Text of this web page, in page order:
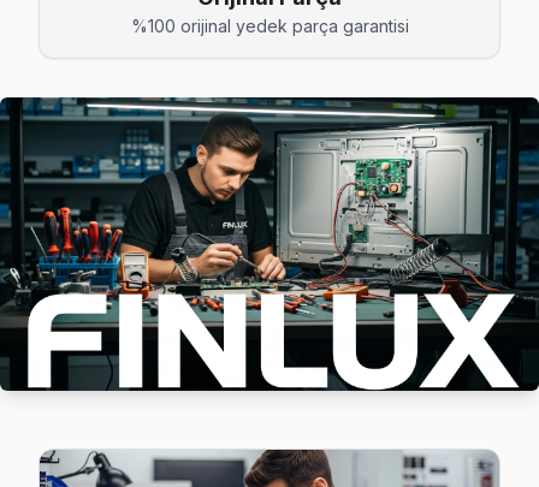
Kağıthane Finlux Servis →
Hamidiye Finlux Servis
Finlux marka TV'niz Hamidiye'de çalışmıyorsa teknik
Hamidiye Finlux Anakart Tamiri →
Harmantepe Finlux Servis
Kağıthane'da Harmantepe mahallesi Finlux TV servisi için
Kağıthane Finlux Servis →
Hürriyet Finlux Servis
Hürriyet'de Finlux TV ekranında çizgi, donma ya da ses
Kağıthane TV Servis Merkezi →
Kağıthane genelinde Huzur bölgesinde Finlux TV
%100 orijinal yedek parça garantisi